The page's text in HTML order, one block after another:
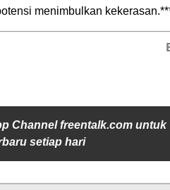
menimbulkan
Channel freentalk.com untuk
setiap hari